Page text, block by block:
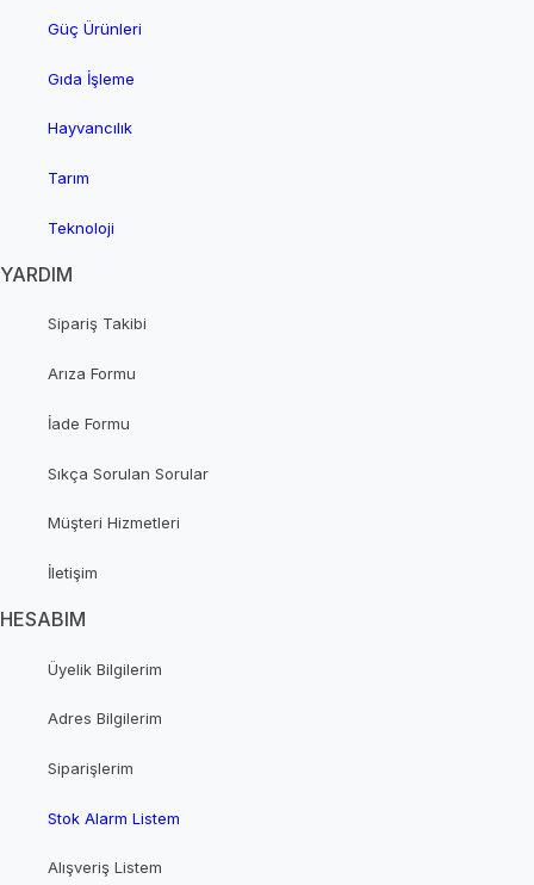
Güç Ürünleri
Gıda İşleme
Hayvancılık
Tarım
Teknoloji
YARDIM
Sipariş Takibi
Arıza Formu
İade Formu
Sıkça Sorulan Sorular
Müşteri Hizmetleri
İletişim
HESABIM
Üyelik Bilgilerim
Adres Bilgilerim
Siparişlerim
Stok Alarm Listem
Alışveriş Listem